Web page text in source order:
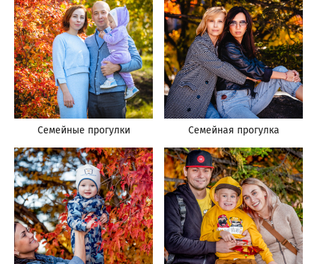
Семейные прогулки Семейная прогулка